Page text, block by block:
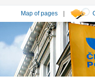
Map of pages |